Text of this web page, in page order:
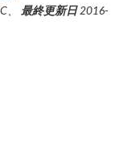
、 最終更新日2016-